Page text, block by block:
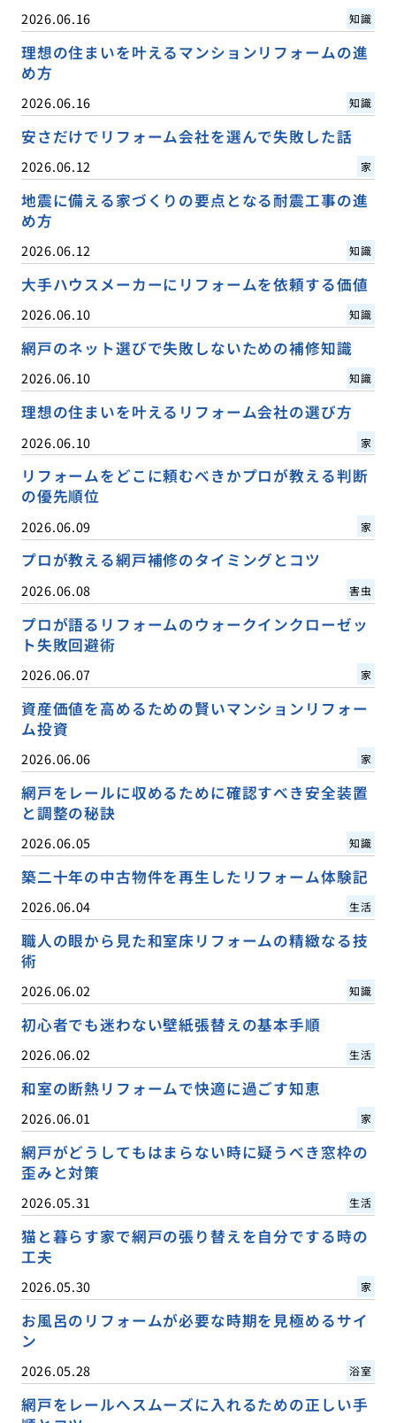
2026.06.16 知識
理想の住まいを叶えるマンションリフォームの進
め方
2026.06.16 知識
安さだけでリフォーム会社を選んで失敗した話
2026.06.12 家
地震に備える家づくりの要点となる耐震工事の進
め方
2026.06.12 知識
大手ハウスメーカーにリフォームを依頼する価値
2026.06.10 知識
網戸のネット選びで失敗しないための補修知識
2026.06.10 知識
理想の住まいを叶えるリフォーム会社の選び方
2026.06.10 家
リフォームをどこに頼むべきかプロが教える判断
の優先順位
2026.06.09 家
プロが教える網戸補修のタイミングとコツ
2026.06.08 害虫
プロが語るリフォームのウォークインクローゼッ
ト失敗回避術
2026.06.07 家
資産価値を高めるための賢いマンションリフォー
ム投資
2026.06.06 家
網戸をレールに収めるために確認すべき安全装置
と調整の秘訣
2026.06.05 知識
築二十年の中古物件を再生したリフォーム体験記
2026.06.04 生活
職人の眼から見た和室床リフォームの精緻なる技
術
2026.06.02 知識
初心者でも迷わない壁紙張替えの基本手順
2026.06.02 生活
和室の断熱リフォームで快適に過ごす知恵
2026.06.01 家
網戸がどうしてもはまらない時に疑うべき窓枠の
歪みと対策
2026.05.31 生活
猫と暮らす家で網戸の張り替えを自分でする時の
工夫
2026.05.30 家
お風呂のリフォームが必要な時期を見極めるサイ
ン
2026.05.28 浴室
網戸をレールへスムーズに入れるための正しい手